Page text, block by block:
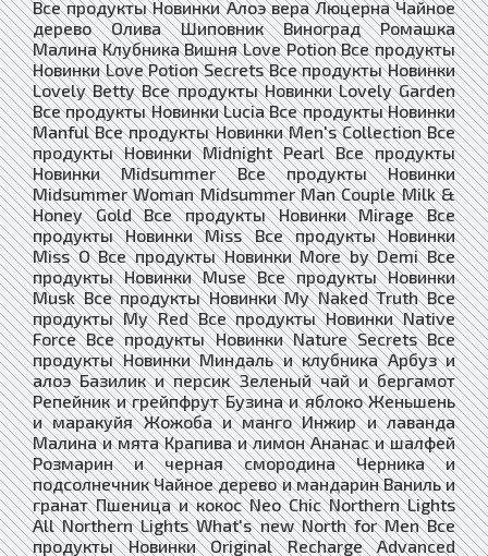
Все продукты Новинки Алоэ вера Люцерна Чайное
дерево Олива Шиповник Виноград Ромашка
Малина Клубника Вишня Love Potion Все продукты
Новинки Love Potion Secrets Все продукты Новинки
Lovely Betty Все продукты Новинки Lovely Garden
Все продукты Новинки Lucia Все продукты Новинки
Manful Все продукты Новинки Men's Collection Все
продукты Новинки Midnight Pearl Все продукты
Новинки Midsummer Все продукты Новинки
Midsummer Woman Midsummer Man Couple Milk &
Honey Gold Все продукты Новинки Mirage Все
продукты Новинки Miss Все продукты Новинки
Miss O Все продукты Новинки More by Demi Все
продукты Новинки Muse Все продукты Новинки
Musk Все продукты Новинки My Naked Truth Все
продукты My Red Все продукты Новинки Native
Force Все продукты Новинки Nature Secrets Все
продукты Новинки Миндаль и клубника Арбуз и
алоэ Базилик и персик Зеленый чай и бергамот
Репейник и грейпфрут Бузина и яблоко Женьшень
и маракуйя Жожоба и манго Инжир и лаванда
Малина и мята Крапива и лимон Ананас и шалфей
Розмарин и черная смородина Черника и
подсолнечник Чайное дерево и мандарин Ваниль и
гранат Пшеница и кокос Neo Chic Northern Lights
All Northern Lights What's new North for Men Все
продукты Новинки Original Recharge Advanced